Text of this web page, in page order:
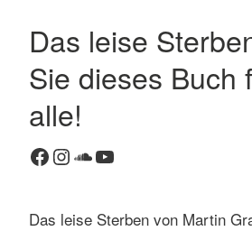
Das leise
Sie dieses Buch
alle!
Facebook
Instagram
SoundCloud
YouTube
Das leise Sterben von Martin